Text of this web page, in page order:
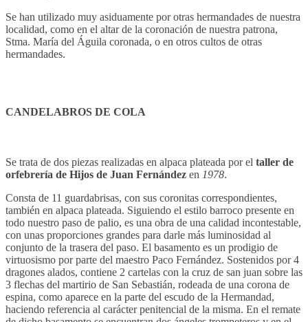
Se han utilizado muy asiduamente por otras hermandades de nuestra
localidad, como en el altar de la coronación de nuestra patrona,
Stma. María del Águila coronada, o en otros cultos de otras
hermandades.
CANDELABROS DE COLA
Se trata de dos piezas realizadas en alpaca plateada por el taller de
orfebrería de Hijos de Juan Fernández en 1978.
Consta de 11 guardabrisas, con sus coronitas correspondientes,
también en alpaca plateada. Siguiendo el estilo barroco presente en
todo nuestro paso de palio, es una obra de una calidad incontestable,
con unas proporciones grandes para darle más luminosidad al
conjunto de la trasera del paso. El basamento es un prodigio de
virtuosismo por parte del maestro Paco Fernández. Sostenidos por 4
dragones alados, contiene 2 cartelas con la cruz de san juan sobre las
3 flechas del martirio de San Sebastián, rodeada de una corona de
espina, como aparece en la parte del escudo de la Hermandad,
haciendo referencia al carácter penitencial de la misma. En el remate